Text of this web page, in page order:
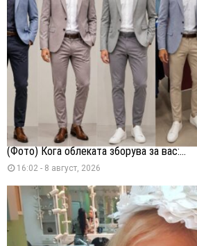
(Фото) Кога облеката зборува за вас:...
16:02 - 8 август, 2026